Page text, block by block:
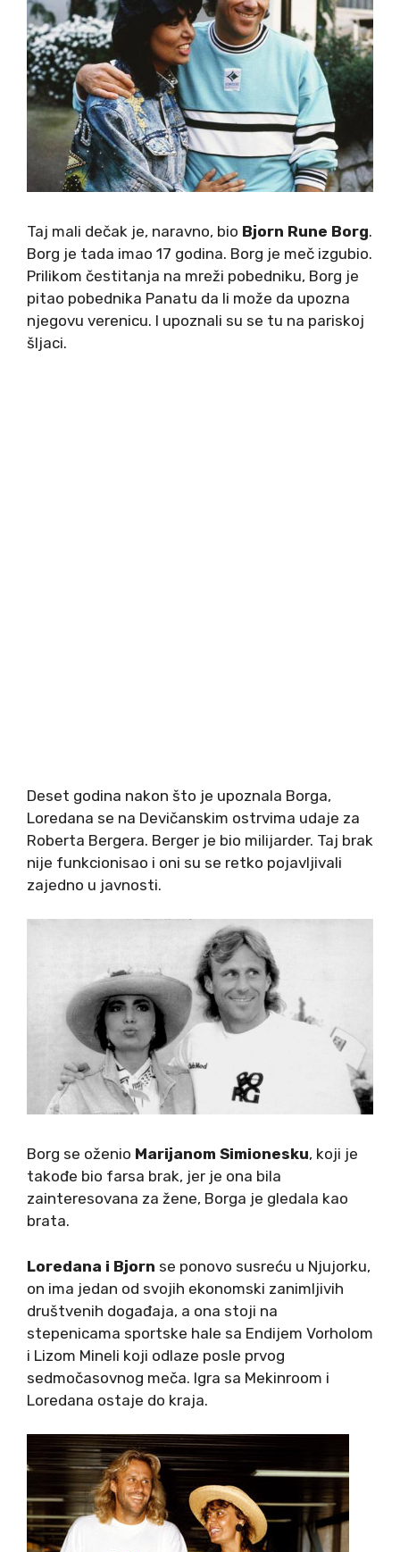
Taj mali dečak je, naravno, bio Bjorn Rune Borg.
Borg je tada imao 17 godina. Borg je meč izgubio.
Prilikom čestitanja na mreži pobedniku, Borg je
pitao pobednika Panatu da li može da upozna
njegovu verenicu. I upoznali su se tu na pariskoj
šljaci.
Deset godina nakon što je upoznala Borga,
Loredana se na Devičanskim ostrvima udaje za
Roberta Bergera. Berger je bio milijarder. Taj brak
nije funkcionisao i oni su se retko pojavljivali
zajedno u javnosti.
Borg se oženio Marijanom Simionesku, koji je
takođe bio farsa brak, jer je ona bila
zainteresovana za žene, Borga je gledala kao
brata.
Loredana i Bjorn se ponovo susreću u Njujorku,
on ima jedan od svojih ekonomski zanimljivih
društvenih događaja, a ona stoji na
stepenicama sportske hale sa Endijem Vorholom
i Lizom Mineli koji odlaze posle prvog
sedmočasovnog meča. Igra sa Mekinroom i
Loredana ostaje do kraja.